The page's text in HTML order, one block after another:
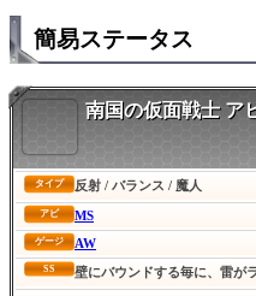
簡易ステータス
南国の仮面戦士 ア
タイプ 反射 / バランス / 魔人
アビ MS
ゲージ AW
SS 壁にバウンドする毎に、雷が